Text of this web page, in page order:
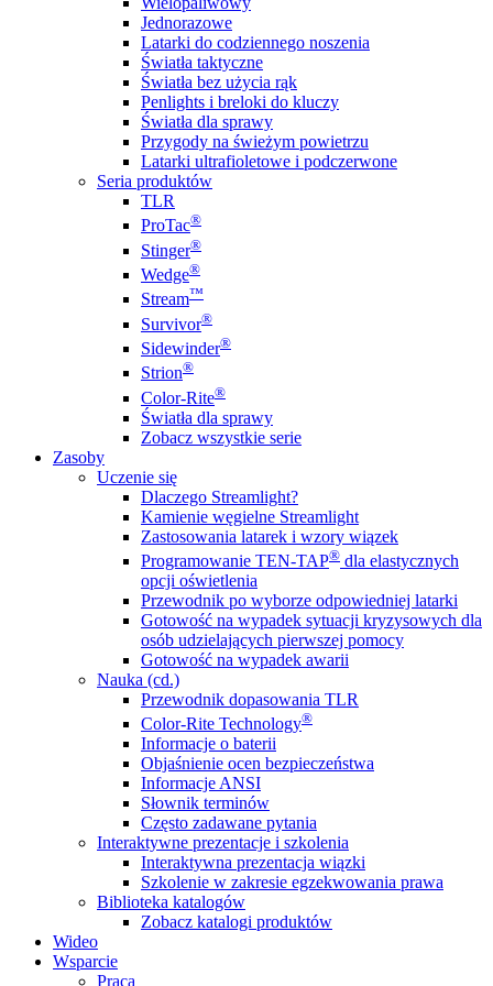
Jednorazowe
Latarki do codziennego noszenia
Światła taktyczne
Światła bez użycia rąk
Penlights i breloki do kluczy
Światła dla sprawy
Przygody na świeżym powietrzu
Latarki ultrafioletowe i podczerwone
Seria produktów
TLR
ProTac®
Stinger®
Wedge®
Stream™
Survivor®
Sidewinder®
Strion®
Color-Rite®
Światła dla sprawy
Zobacz wszystkie serie
Zasoby
Uczenie się
Dlaczego Streamlight?
Kamienie węgielne Streamlight
Zastosowania latarek i wzory wiązek
Programowanie TEN-TAP® dla elastycznych
opcji oświetlenia
Przewodnik po wyborze odpowiedniej latarki
Gotowość na wypadek sytuacji kryzysowych dla
osób udzielających pierwszej pomocy
Gotowość na wypadek awarii
Nauka (cd.)
Przewodnik dopasowania TLR
Color-Rite Technology®
Informacje o baterii
Objaśnienie ocen bezpieczeństwa
Informacje ANSI
Słownik terminów
Często zadawane pytania
Interaktywne prezentacje i szkolenia
Interaktywna prezentacja wiązki
Szkolenie w zakresie egzekwowania prawa
Biblioteka katalogów
Zobacz katalogi produktów
Wideo
Wsparcie
Praca